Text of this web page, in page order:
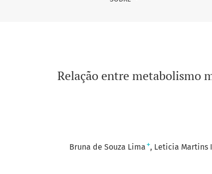
Relação entre metabolismo
Bruna de Souza Lima + Leticia Martins